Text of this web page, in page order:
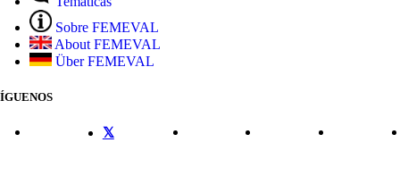
Sobre FEMEVAL
About FEMEVAL
Über FEMEVAL